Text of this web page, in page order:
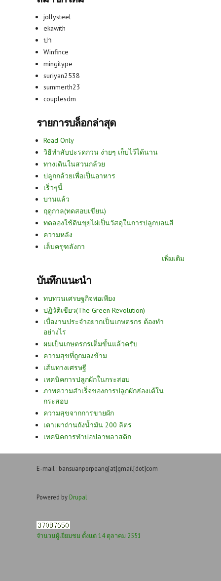
jollysteel
ekawith
ปา
Winfince
mingitype
suriyan2538
summerth23
couplesdm
รายการบล็อกล่าสุด
Read Only
วิธีทำสับปะรดกวน ง่ายๆ เก็บไว้ได้นาน
ทางเดินในสวนกล้วย
ปลูกกล้วยเพื่อเป็นอาหาร
เร็วๆนี้
บานแล้ว
ฤดูกาล(ทดสอบเขียน)
ทดลองใช้ดินขุยไผ่เป็นวัสดุในการปลูกบอนสี
ความหลัง
เล็บครุฑลังกา
เพิ่มเติม
บันทึกแนะนำ
ทบทวนเศรษฐกิจพอเพียง
ปฏิวัติเขียว(The Green Revolution)
เบื่องานประจำอยากเป็นเกษตรกร ต้องทำ
อย่างไร
ผมเป็นเกษตรกรเต็มขั้นแล้วครับ
ความสุขที่ถูกมองข้าม
เส้นทางเศรษฐี
เทคนิคการปลูกผักในกระสอบ
ภาพความสำเร็จของการปลูกผักฮ่องเต้ใน
กระสอบ
ความสุขจากการขายผัก
เตาเผาถ่านถังน้ำมัน 200 ลิตร
เทคนิคการทำบ่อปลาพลาสติก
E-mail : bansuanporpeang[at]gmail[dot]com
Powered by Drupal
จำนวนผู้เยี่ยมชม ตั้งแต่ 14 ตุลาคม 2551